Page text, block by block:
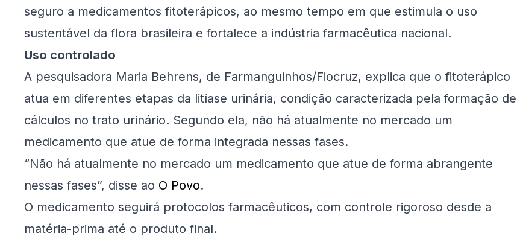
seguro a medicamentos fitoterápicos, ao mesmo tempo em que estimula o uso
sustentável da flora brasileira e fortalece a indústria farmacêutica nacional.
Uso controlado
A pesquisadora Maria Behrens, de Farmanguinhos/Fiocruz, explica que o fitoterápico
atua em diferentes etapas da litíase urinária, condição caracterizada pela formação de
cálculos no trato urinário. Segundo ela, não há atualmente no mercado um
medicamento que atue de forma integrada nessas fases.
“Não há atualmente no mercado um medicamento que atue de forma abrangente
nessas fases”, disse ao O Povo.
O medicamento seguirá protocolos farmacêuticos, com controle rigoroso desde a
matéria-prima até o produto final.